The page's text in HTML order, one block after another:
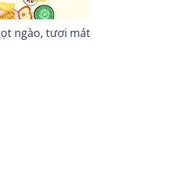
ngào, tươi mát